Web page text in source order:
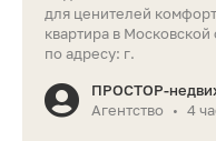
для ценителей
квартира в
по адресу: г.
ПРОСТОР-
Агентство
• 4